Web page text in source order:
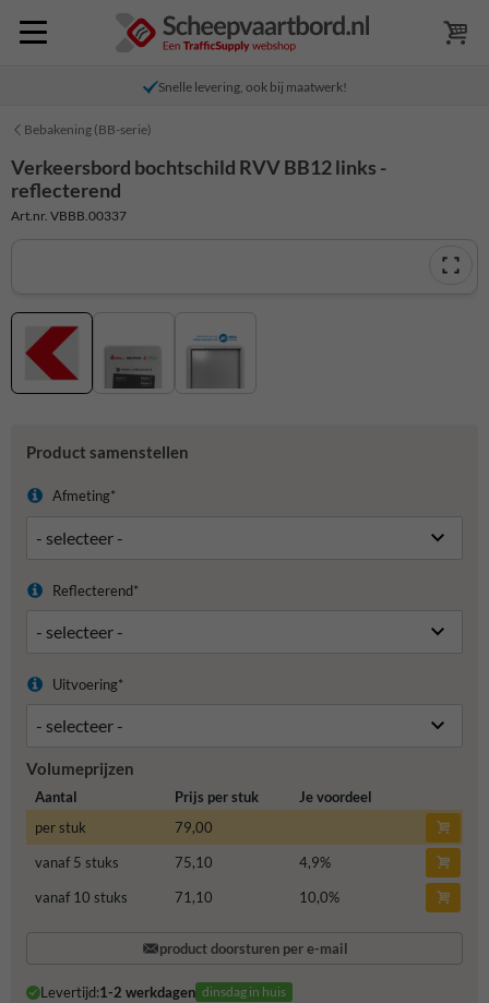
Snelle levering, ook bij maatwerk!
Bebakening (BB-serie)
Verkeersbord bochtschild RVV BB12 links -
reflecterend
Art.nr. VBBB.00337
Product samenstellen
Afmeting*
Reflecterend*
Uitvoering*
Volumeprijzen
Aantal Prijs per stuk
Je voordeel
per stuk
79,00
vanaf 5 stuks
75,10 4,9%
vanaf 10 stuks
71,10 10,0%
product doorsturen per e-mail
Levertijd:1-2 werkdagen dinsdag in huis